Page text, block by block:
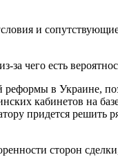
и
чего есть
в Украине,
кабинетов на
придется
сторон сделки,